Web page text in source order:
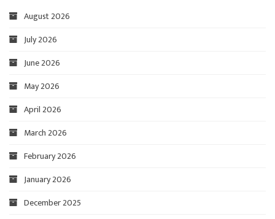
August 2026
July 2026
June 2026
May 2026
April 2026
March 2026
February 2026
January 2026
December 2025